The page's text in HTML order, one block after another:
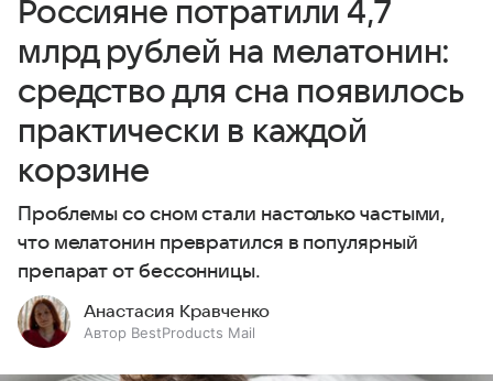
Россияне потратили 4,7
млрд рублей на мелатонин:
средство для сна появилось
практически в каждой
корзине
Проблемы со сном стали настолько частыми,
что мелатонин превратился в популярный
препарат от бессонницы.
Анастасия Кравченко
Автор BestProducts Mail